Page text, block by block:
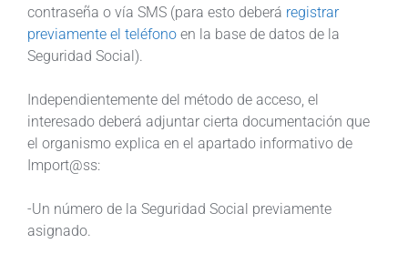
contraseña o vía SMS (para esto deberá registrar
previamente el teléfono en la base de datos de la
Seguridad Social).
Independientemente del método de acceso, el
interesado deberá adjuntar cierta documentación que
el organismo explica en el apartado informativo de
Import@ss:
-Un número de la Seguridad Social previamente
asignado.